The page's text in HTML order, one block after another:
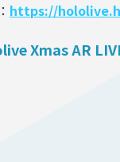
https://
Xmas AR